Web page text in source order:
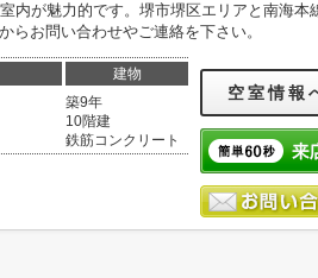
内が魅力的です。堺市堺区エリアと南海本
らお問い合わせやご連絡を下さい。
建物
築9年
10階建
鉄筋コンクリート
空室情報